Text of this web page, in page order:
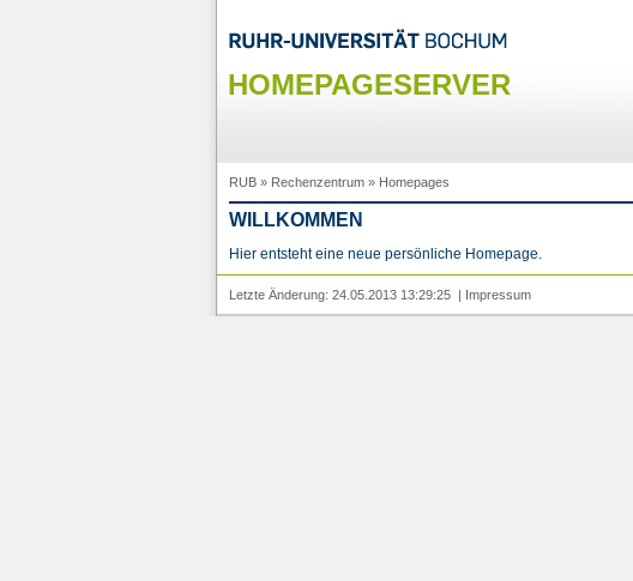
HOMEPAGESERVER
RUB» Rechenzentrum» Homepages
WILLKOMMEN
Hier entsteht eine neue persönliche Homepage.
Letzte Änderung: 24.05.2013 13:29:25 | Impressum